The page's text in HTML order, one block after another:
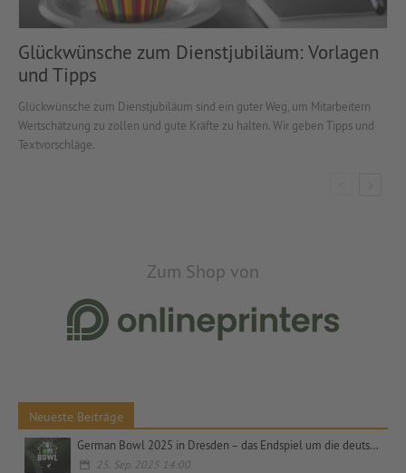
Glückwünsche zum Dienstjubiläum: Vorlagen
und Tipps
Glückwünsche zum Dienstjubiläum sind ein guter Weg, um Mitarbeitern
Wertschätzung zu zollen und gute Kräfte zu halten. Wir geben Tipps und
Textvorschläge.
Zum Shop von
Neueste Beiträge
German Bowl 2025 in Dresden – das Endspiel um die deutsche Meisterschaft
25. Sep. 2025 14:00